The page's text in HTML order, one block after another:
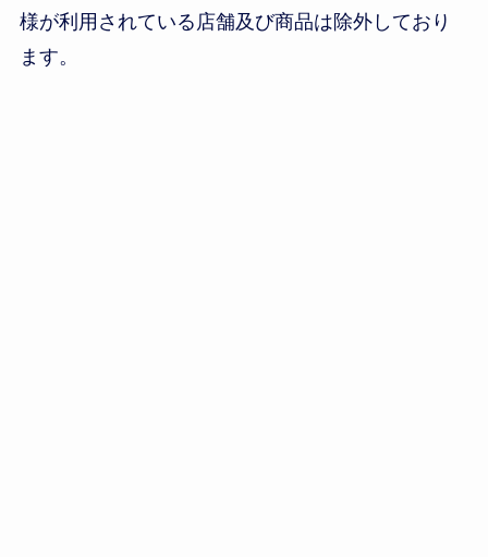
様が利用されている店舗及び商品は除外しており
ます。